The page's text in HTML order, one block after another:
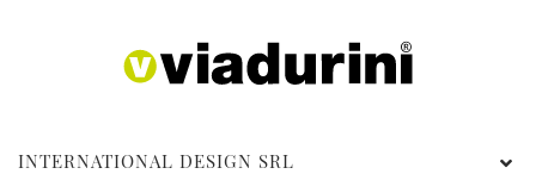
INTERNATIONAL DESIGN SRL